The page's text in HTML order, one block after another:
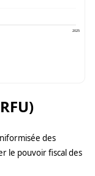
2025
des
le pouvoir fiscal des